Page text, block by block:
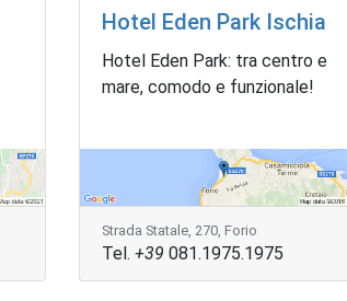
Hotel Eden Park Ischia
Hotel Eden Park: tra centro e
mare, comodo e funzionale!
Strada Statale, 270, Forio
Tel. +39 081.1975.1975